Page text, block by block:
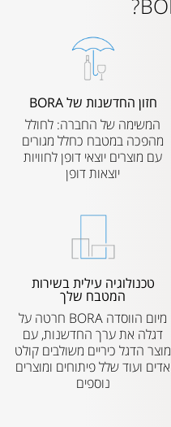
חזון החדשנות של BORA
המשימה של החברה: לחולל
מהפכה במטבח כחלל מגורים
עם מוצרים יוצאי דופן לחוויות
יוצאות דופן
טכנולוגיה עילית בשירות
המטבח שלך
מיום הווסדה BORA חרטה על
דגלה את ערך החדשנות, עם
מוצר הדגל כיריים משולבים קולט
אדים ועוד שלל פיתוחים ומוצרים
נוספים